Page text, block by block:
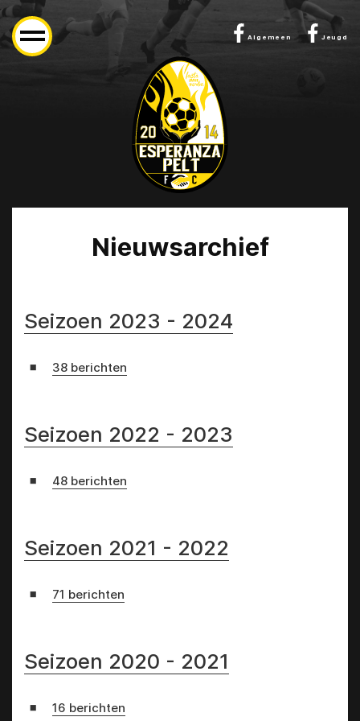
Algemeen Jeugd
Nieuwsarchief
Seizoen 2023 - 2024
38 berichten
Seizoen 2022 - 2023
48 berichten
Seizoen 2021 - 2022
71 berichten
Seizoen 2020 - 2021
16 berichten